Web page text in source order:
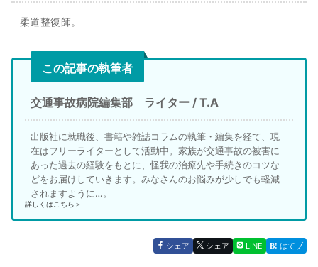
柔道整復師。
この記事の執筆者
交通事故病院編集部 ライター / T.A
出版社に就職後、書籍や雑誌コラムの執筆・編集を経て、現
在はフリーライターとして活動中。家族が交通事故の被害に
あった過去の経験をもとに、怪我の治療先や手続きのコツな
どをお届けしていきます。みなさんのお悩みが少しでも軽減
されますように…。
詳しくはこちら＞
シェア シェア LINE はてブ